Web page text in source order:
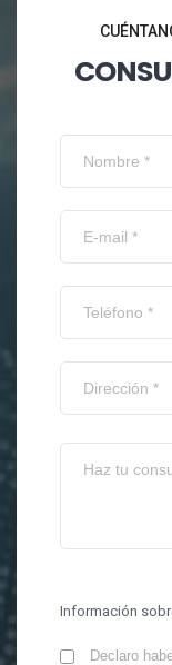
Información
Declaro